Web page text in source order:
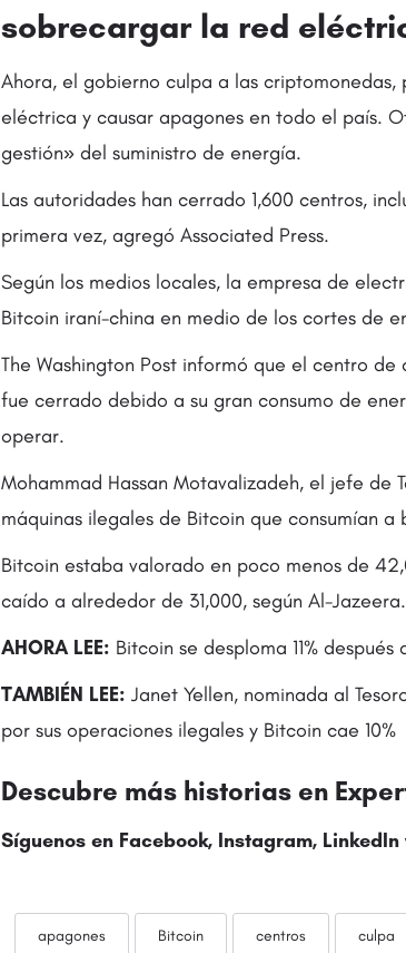
sobrecargar la red
Ahora, el gobierno culpa a las
eléctrica y causar apagones en todo el país.
gestión» del suministro de energía.
Las autoridades han cerrado 1,600 centros,
primera vez, agregó Associated Press.
Según los medios locales, la empresa de
Bitcoin iraní-china en medio de los cortes de
The Washington Post informó que el centro
fue cerrado debido a su gran consumo de
operar.
Mohammad Hassan Motavalizadeh, el jefe
máquinas ilegales de Bitcoin que consumían
Bitcoin estaba valorado en poco menos de
caído a alrededor de 31,000, según Al-Jazeera.
AHORA LEE: Bitcoin se desploma 11%
TAMBIÉN LEE: Janet Yellen, nominada al
por sus operaciones ilegales y Bitcoin cae 10%
Descubre más historias en
Síguenos en Facebook, Instagram, LinkedIn
apagones Bitcoin centros culpa